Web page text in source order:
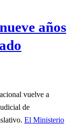
años
de
El Ministerio